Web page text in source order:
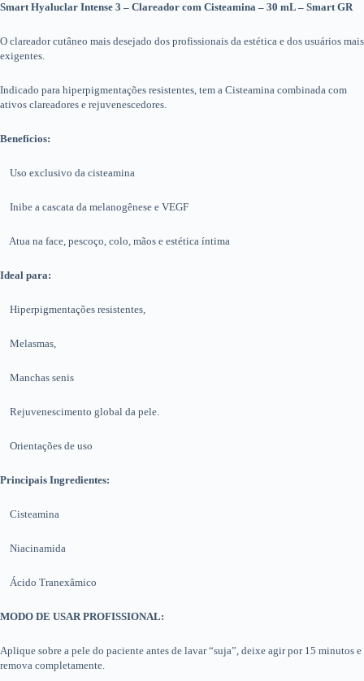
Smart Hyaluclar Intense 3 – Clareador com Cisteamina – 30 mL – Smart GR
O clareador cutâneo mais desejado dos profissionais da estética e dos usuários mais
exigentes.
Indicado para hiperpigmentações resistentes, tem a Cisteamina combinada com
ativos clareadores e rejuvenescedores.
Benefícios:
Uso exclusivo da cisteamina
Inibe a cascata da melanogênese e VEGF
Atua na face, pescoço, colo, mãos e estética íntima
Ideal para:
Hiperpigmentações resistentes,
Melasmas,
Manchas senis
Rejuvenescimento global da pele.
Orientações de uso
Principais Ingredientes:
Cisteamina
Niacinamida
Ácido Tranexâmico
MODO DE USAR PROFISSIONAL:
Aplique sobre a pele do paciente antes de lavar “suja”, deixe agir por 15 minutos e
remova completamente.